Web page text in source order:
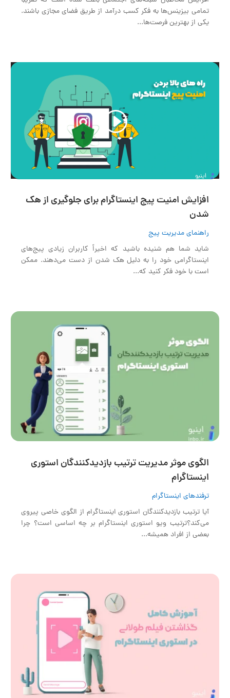
تمامی بیزینس‌ها به فکر کسب درآمد از طریق فضای مجازی باشند.
یکی از بهترین فرصت‌ها...
نمایشگر
ویدیو
04:16
افزایش امنیت پیج اینستاگرام برای جلوگیری از هک
شدن
راهنمای مدیریت پیج
شاید شما هم شنیده باشید که اخیراً کاربران زیادی پیج‌های
اینستاگرامی خود را به دلیل هک شدن از دست می‌دهند. ممکن
است با خود فکر کنید که...
الگوی موثر مدیریت ترتیب بازدیدکنندگان استوری
اینستاگرام
ترفندهای اینستاگرام
آیا ترتیب بازدیدکنندگان استوری اینستاگرام از الگوی خاصی پیروی
می‌کند؟ترتیب ویو استوری اینستاگرام بر چه اساسی است؟ چرا
بعضی از افراد همیشه...